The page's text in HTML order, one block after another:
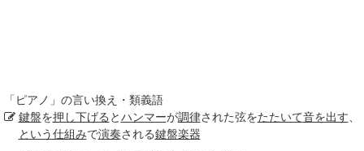
「 ピアノ 」の言い換え・類義語
鍵盤を押し下げる とハンマーが調律された弦をたたいて音を出す
という仕組みで演奏される鍵盤楽器